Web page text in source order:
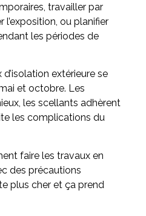
travailler par
ou planifier
les périodes de
extérieure se
et octobre. Les
les scellants adhèrent
les complications du
faire les travaux en
des précautions
plus cher et ça prend